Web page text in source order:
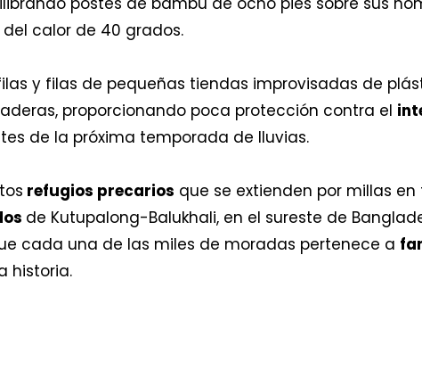
calor de 40 grados.
y filas de pequeñas tiendas improvisadas de
proporcionando poca protección contra el
de la próxima temporada de lluvias.
refugios precarios que se extienden por millas
de Kutupalong-Balukhali, en el sureste de
cada una de las miles de moradas pertenece a
historia.